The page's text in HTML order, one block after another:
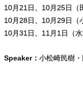
10月21日、10月25日（
10月28日、10月29日（
10月31日、11月1日（水
Speaker： 小松崎民樹